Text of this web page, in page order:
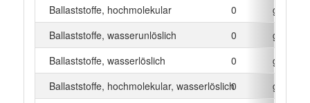
Ballaststoffe, hochmolekular
0
g
Ballaststoffe, wasserunlöslich
0
g
Ballaststoffe, wasserlöslich
0
g
Ballaststoffe, hochmolekular, wasserlöslich0
g